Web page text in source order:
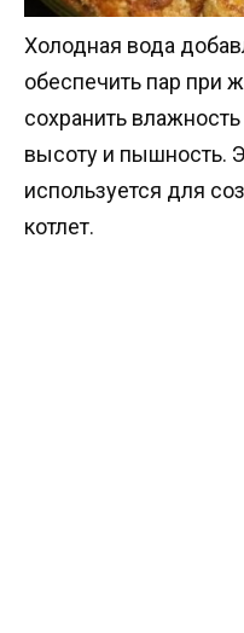
Холодная вода
обеспечить пар при
сохранить
высоту и пышность.
используется для
котлет.